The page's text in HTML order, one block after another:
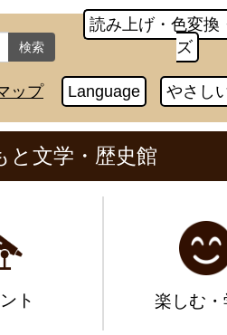
検索
読み上げ・色変換
ズ
ップ Language やさし
と文学・歴史館
ト 楽しむ・